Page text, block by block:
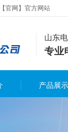
官网】官方网站
山东
专业
产品展示